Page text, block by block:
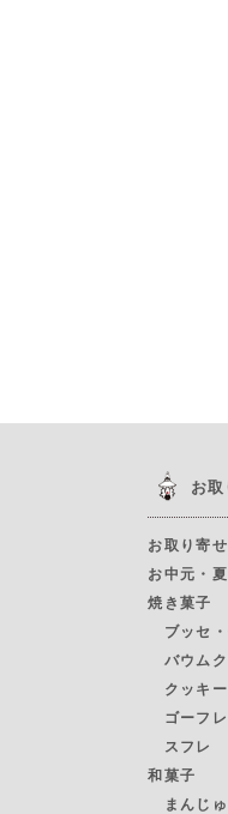
お
お取り寄
お中元・
焼き菓子
ブッセ
バウム
クッキ
ゴーフレ
スフレ
和菓子
まんじゅ